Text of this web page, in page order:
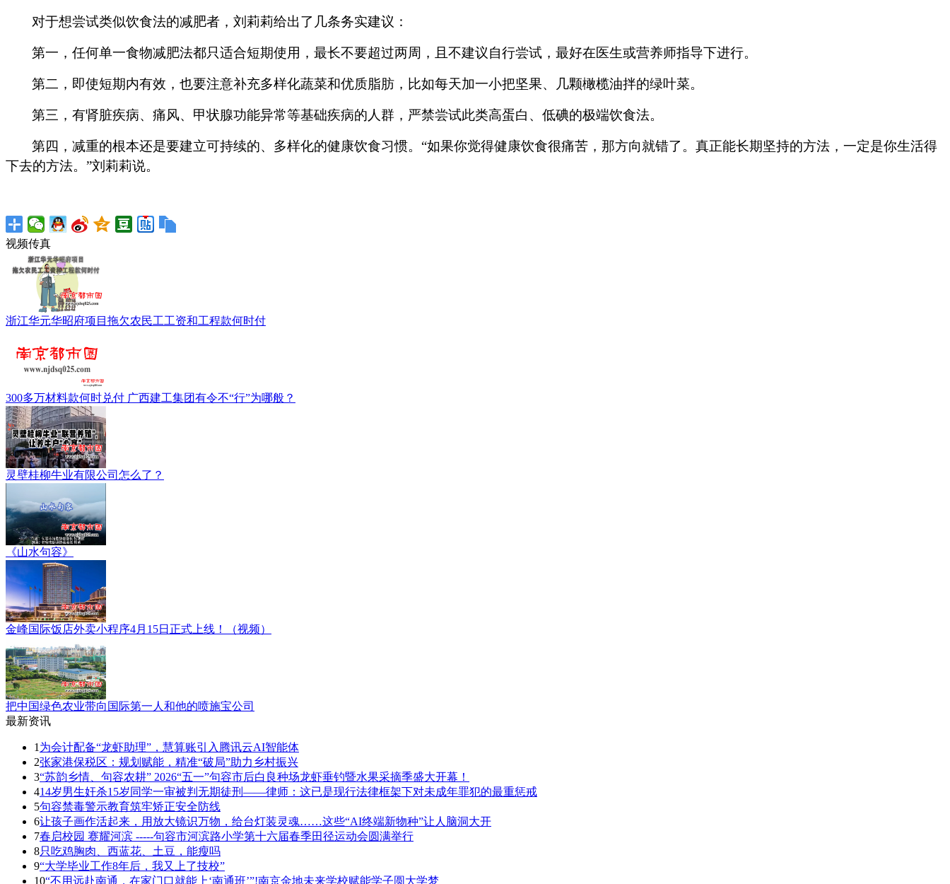
对于想尝试类似饮食法的减肥者，刘莉莉给出了几条务实建议：
第一，任何单一食物减肥法都只适合短期使用，最长不要超过两周，且不建议自行尝试，最好在医生或营养师指导下进行。
第二，即使短期内有效，也要注意补充多样化蔬菜和优质脂肪，比如每天加一小把坚果、几颗橄榄油拌的绿叶菜。
第三，有肾脏疾病、痛风、甲状腺功能异常等基础疾病的人群，严禁尝试此类高蛋白、低碘的极端饮食法。
第四，减重的根本还是要建立可持续的、多样化的健康饮食习惯。 “如果你觉得健康饮食很痛苦，那方向就错了。真正能长期坚持的方法，一定是你生活得
下去的方法。”刘莉莉说。
视频传真
浙江华元华昭府项目拖欠农民工工资和工程款何时付
300多万材料款何时兑付 广西建工集团有令不“行”为哪般？
灵壁桂柳牛业有限公司怎么了？
《山水句容》
金峰国际饭店外卖小程序4月15日正式上线！（视频）
把中国绿色农业带向国际第一人和他的喷施宝公司
最新资讯
1 为会计配备“龙虾助理”，慧算账引入腾讯云AI智能体
2张家港保税区：规划赋能，精准“破局”助力乡村振兴
3“苏韵乡情、句容农耕” 2026“五一”句容市后白良种场龙虾垂钓暨水果采摘季盛大开幕！
414岁男生奸杀15岁同学一审被判无期徒刑——律师：这已是现行法律框架下对未成年罪犯的最重惩戒
5句容禁毒警示教育筑牢矫正安全防线
6让孩子画作活起来，用放大镜识万物，给台灯装灵魂……这些“AI终端新物种”让人脑洞大开
7春启校园 赛耀河滨 -----句容市河滨路小学第十六届春季田径运动会圆满举行
8只吃鸡胸肉、西蓝花、土豆，能瘦吗
9“大学毕业工作8年后，我又上了技校”
10“不用远赴南通，在家门口就能上‘南通班’”!南京金地未来学校赋能学子圆大学梦